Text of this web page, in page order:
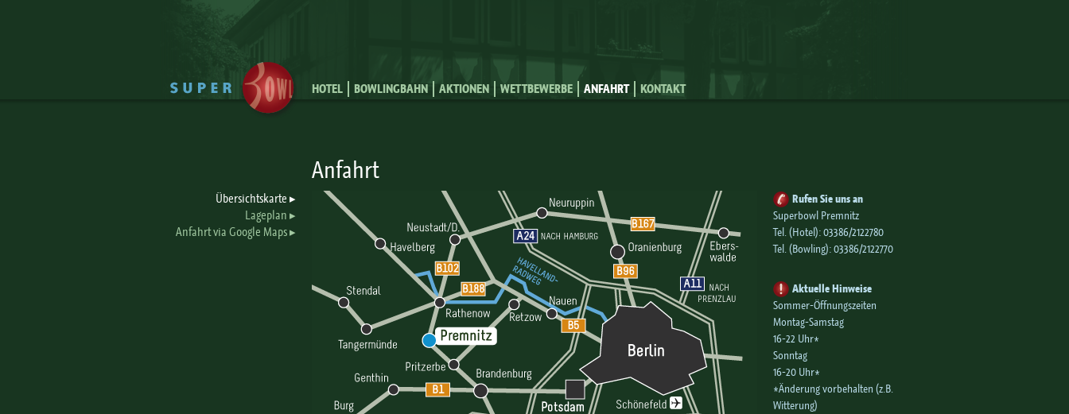
HOTEL BOWLINGBAHN AKTIONEN WETTBEWERBE ANFAHRT KONTAKT
Übersichtskarte
Lageplan
Anfahrt via Google Maps
Anfahrt
Rufen Sie uns an
Superbowl Premnitz
Tel. (Hotel):03386/2122780
Tel. (Bowling):03386/2122770
Aktuelle Hinweise
Sommer-Öffnungszeiten
Montag-Samstag
16-22 Uhr*
Sonntag
16-20 Uhr*
*Änderung vorbehalten (z.B.
Witterung)